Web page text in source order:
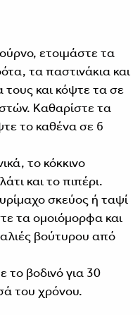
ετοιμάστε τα
τα παστινάκια και
και κόψτε τα σε
Καθαρίστε τα
το καθένα σε 6
το κόκκινο
και το πιπέρι.
σκεύος ή ταψί
τα ομοιόμορφα και
βούτυρου από
βοδινό για 30
του χρόνου.